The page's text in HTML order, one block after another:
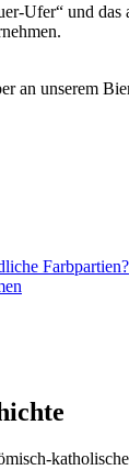
Ufer“ und
an unserem
Farbpartien?